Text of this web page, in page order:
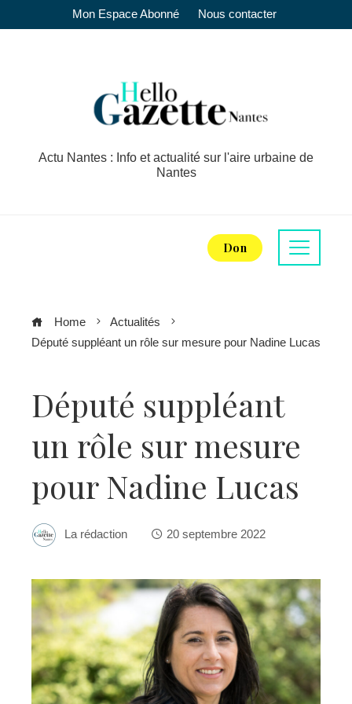
Mon Espace Abonné Nous contacter
Actu Nantes : Info et actualité sur l'aire urbaine de
Nantes
Don
Home
Actualités
Député suppléant un rôle sur mesure pour Nadine Lucas
Député suppléant
un rôle sur mesure
pour Nadine Lucas
La rédaction 20 septembre 2022